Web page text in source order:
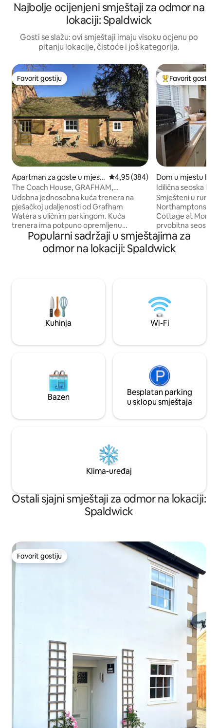
Najbolje ocijenjeni smještaji za odmor na
lokaciji: Spaldwick
Gosti se slažu: ovi smještaji imaju visoku ocjenu po
pitanju lokacije, čistoće i još kategorija.
Favorit gostiju
Favorit gostiju
Apartman za goste u mjest
u Cambridgeshire
Prosječna ocjena: 4,95 od 5,
4,95 (384)
The Coach House, GRAFHAM,
Cambridgeshire
Udobna jednosobna kuća trenera na
pješačkoj udaljenosti od Grafham
Watera s uličnim parkingom. Kuća
trenera ima potpuno opremljenu
kuhinju. Za 2 osobe (ili 4 osobe)(bračni
krevet ili 2 kreveta za jednu osobu;
savjetujemo vam da rezervišete kako
cijelom objektu. Doručak dobrodošlice je
s malom trgovinom, pubom i indijskim
restoranom. PE28 0BB
Glavni favorit
Favorit gostiju
Dom u mjestu
Idilična seoska
Smješteni u
Cottage at
prvobitna seoska
Cottage ima
uključujući stare
Samo nekoliko
Cottage! Možete rezervisati boravke od
ponedjeljka do
boravke.
objavili datume.
Popularni sadržaji u smještajima za
odmor na lokaciji: Spaldwick
Kuhinja Wi-Fi
Bazen
Besplatan parking
u sklopu smještaja
Klima-uređaj
Ostali sjajni smještaji za odmor na lokaciji:
Spaldwick
Favorit gostiju
Favorit gostiju